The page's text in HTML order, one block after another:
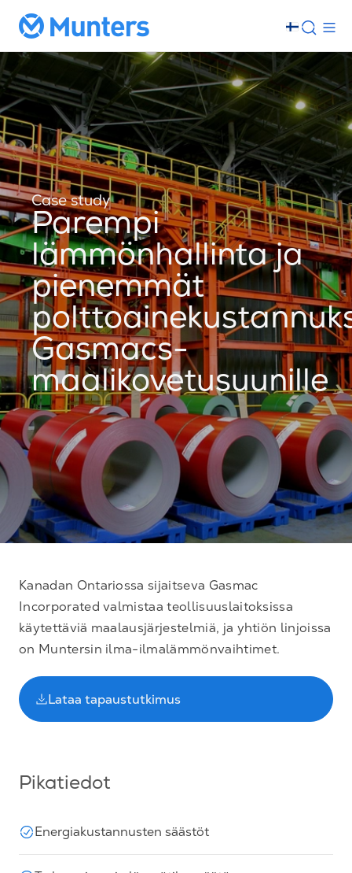
Case study
Parempi
lämmönhallinta ja
pienemmät
Gasmacs-
maalikovetusuunille
Kanadan Ontariossa sijaitseva Gasmac
Incorporated valmistaa teollisuuslaitoksissa
käytettäviä maalausjärjestelmiä, ja yhtiön linjoissa
on Muntersin ilma-ilmalämmönvaihtimet.
Lataa tapaustutkimus
Pikatiedot
Energiakustannusten säästöt